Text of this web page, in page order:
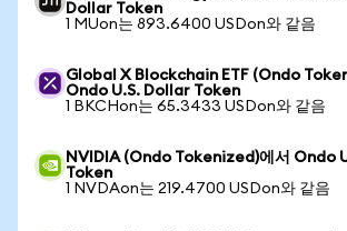
Dollar Token
1 MUon는 893.6400 USDon와 같음
Global X Blockchain ETF (Ondo
Ondo U.S. Dollar Token
1 BKCHon는 65.3433 USDon와 같음
NVIDIA (Ondo Tokenized)에서 Ondo
Token
1 NVDAon는 219.4700 USDon와 같음